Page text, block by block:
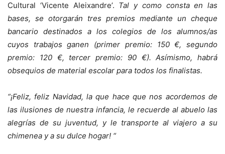
Cultural ‘Vicente Aleixandre’. Tal y como consta en las
bases, se otorgarán tres premios mediante un cheque
bancario destinados a los colegios de los alumnos/as
cuyos trabajos ganen (primer premio: 150 €, segundo
premio: 120 €, tercer premio: 90 €). Asímismo, habrá
obsequios de material escolar para todos los finalistas.
“¡Feliz, feliz Navidad, la que hace que nos acordemos de
las ilusiones de nuestra infancia, le recuerde al abuelo las
alegrías de su juventud, y le transporte al viajero a su
chimenea y a su dulce hogar! “